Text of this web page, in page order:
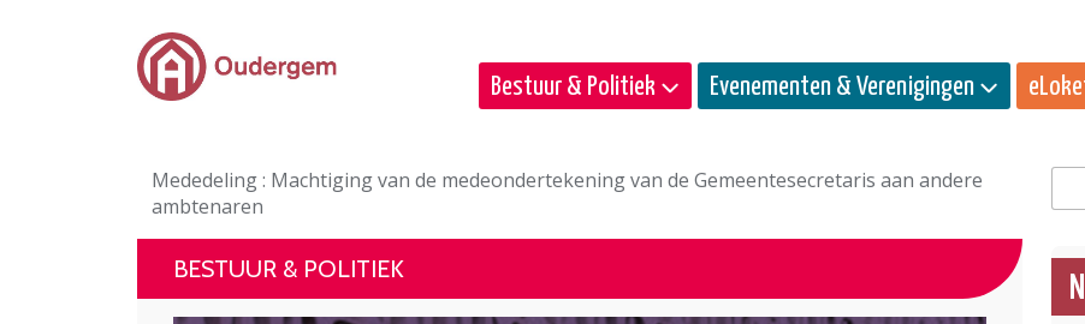
Ga naar de hoofdinhoud
Bestuur & Politiek Evenementen & Verenigingen
Mededeling : Machtiging van de medeondertekening van de Gemeentesecretaris aan andere
ambtenaren
BESTUUR & POLITIEK